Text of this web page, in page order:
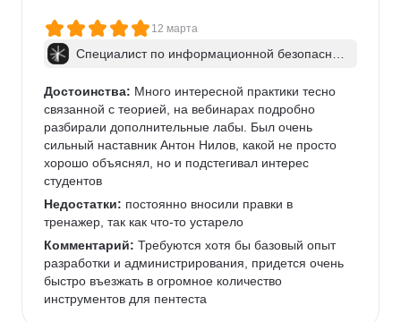
12 марта
Специалист по информационной безопаснос
Достоинства: Много интересной практики тесно
связанной с теорией, на вебинарах подробно
разбирали дополнительные лабы. Был очень
сильный наставник Антон Нилов, какой не просто
хорошо объяснял, но и подстегивал интерес
студентов
Недостатки: постоянно вносили правки в
тренажер, так как что-то устарело
Комментарий: Требуются хотя бы базовый опыт
разработки и администрирования, придется очень
быстро въезжать в огромное количество
инструментов для пентеста